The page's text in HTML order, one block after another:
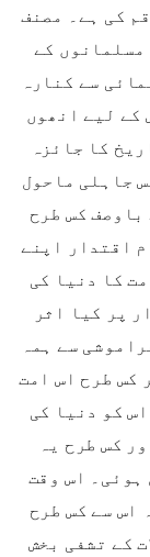
کی ہے۔ مصنف
مسلمانوں کے
سے کنارہ
کے لیے انھوں
کا جائزہ
جاہلی ماحول
کس طرح
اقتدار اپنے
کا دنیا کی
پر کیا اثر
سے ہمہ
کس طرح اس امت
کو دنیا کی
کس طرح یہ
ہوئی۔ اس وقت
اس سے کس طرح
کے تشفی بخش